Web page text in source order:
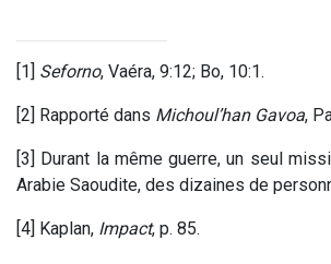
[1] Seforno, Vaéra, 9:12; Bo, 10:1.
[2] Rapporté dans Michoul’han Gavoa,
[3] Durant la même guerre, un seul
Arabie Saoudite, des dizaines de
[4] Kaplan, Impact, p. 85.